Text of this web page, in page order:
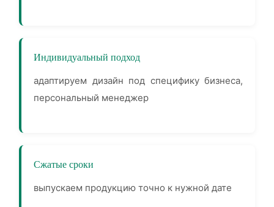
Индивидуальный подход
адаптируем дизайн под специфику бизнеса,
персональный менеджер
Сжатые сроки
выпускаем продукцию точно к нужной дате